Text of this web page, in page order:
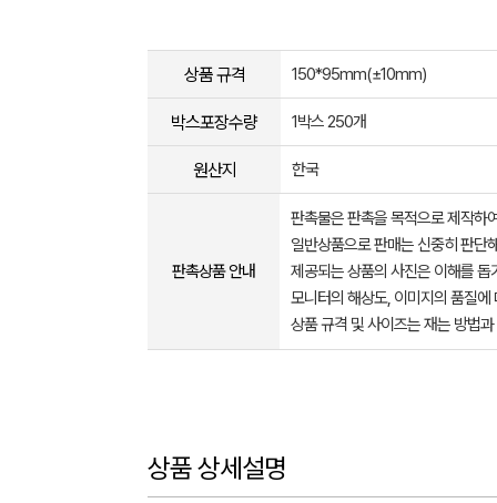
상품 규격 150*95mm(±10mm)
박스포장수량 1박스 250개
원산지 한국
판촉상품 안내
판촉물은 판촉을 목적으로 제작하
일반상품으로 판매는 신중히 판단
제공되는 상품의 사진은 이해를
모니터의 해상도, 이미지의 품질
상품 규격 및 사이즈는 재는 방법
상품 상세설명